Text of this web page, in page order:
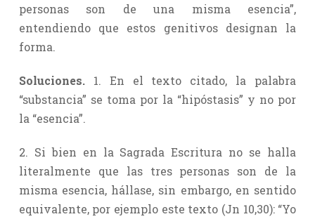
personas son de una misma esencia”,
entendiendo que estos genitivos designan la
forma.
Soluciones.1. En el texto citado, la palabra
“substancia” se toma por la “hipóstasis” y no por
la “esencia”.
2. Si bien en la Sagrada Escritura no se halla
literalmente que las tres personas son de la
misma esencia, hállase, sin embargo, en sentido
equivalente, por ejemplo este texto (Jn 10,30): “Yo